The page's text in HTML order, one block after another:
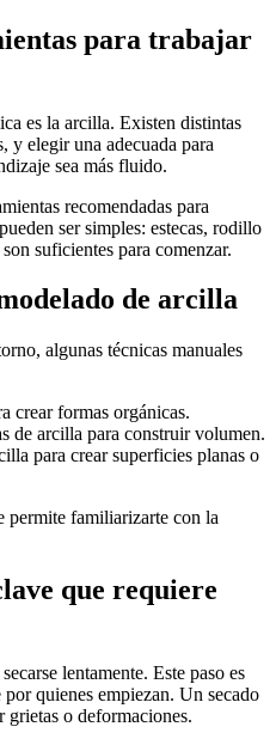
para trabajar
es la arcilla. Existen distintas
y elegir una adecuada para
sea más fluido.
recomendadas para
ser simples: estecas, rodillo
suficientes para comenzar.
de arcilla
algunas técnicas manuales
crear formas orgánicas.
de arcilla para construir volumen.
para crear superficies planas o
permite familiarizarte con la
que requiere
lentamente. Este paso es
quienes empiezan. Un secado
grietas o deformaciones.